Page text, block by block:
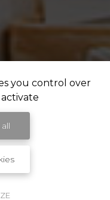
you control over